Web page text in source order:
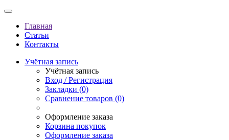
Главная
Статьи
Контакты
Учётная запись
Учётная запись
Вход / Регистрация
Закладки (0)
Сравнение товаров (0)
Оформление заказа
Корзина покупок
Оформление заказа